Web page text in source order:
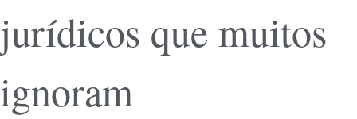
jurídicos que muitos
ignoram